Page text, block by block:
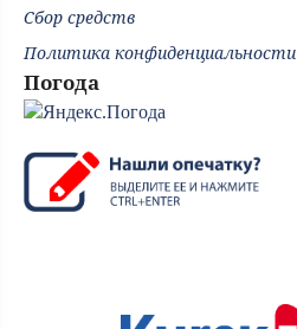
Сбор средств
Политика конфиденциальности
Погода